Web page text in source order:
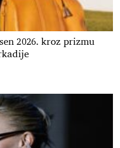
2026. kroz prizmu